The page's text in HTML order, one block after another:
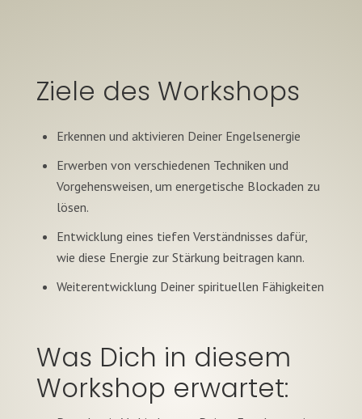
Ziele des Workshops
Erkennen und aktivieren Deiner Engelsenergie
Erwerben von verschiedenen Techniken und
Vorgehensweisen, um energetische Blockaden zu
lösen.
Entwicklung eines tiefen Verständnisses dafür,
wie diese Energie zur Stärkung beitragen kann.
Weiterentwicklung Deiner spirituellen Fähigkeiten
Was Dich in diesem
Workshop erwartet: